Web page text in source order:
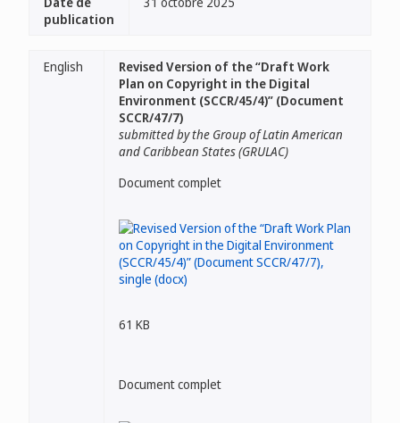
publication
English
Revised Version of the “Draft Work
Plan on Copyright in the Digital
Environment (SCCR/45/4)” (Document
SCCR/47/7)
submitted by the Group of Latin American
and Caribbean States (GRULAC)
Document complet
61 KB
Document complet